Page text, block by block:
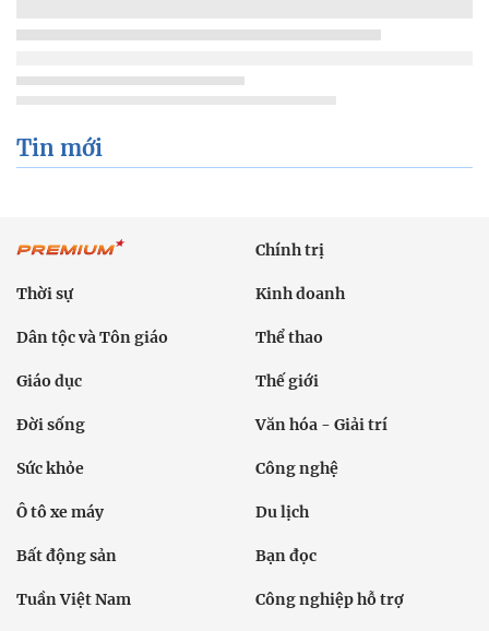
Tin mới
Chính trị
Thời sự Kinh doanh
Dân tộc và Tôn giáo Thể thao
Giáo dục Thế giới
Đời sống Văn hóa - Giải trí
Sức khỏe Công nghệ
Ô tô xe máy Du lịch
Bất động sản Bạn đọc
Tuần Việt Nam Công nghiệp hỗ trợ